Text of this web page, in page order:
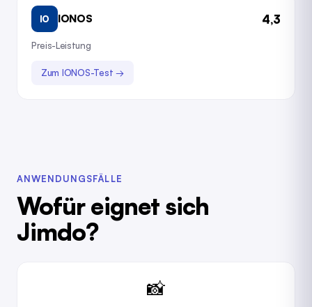
IO IONOS 4,3
Preis-Leistung
Zum IONOS-Test →
ANWENDUNGSFÄLLE
Wofür eignet sich
Jimdo?
📸